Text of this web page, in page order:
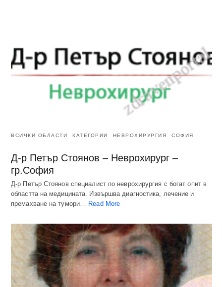
ВСИЧКИ ОБЛАСТИ КАТЕГОРИИ НЕВРОХИРУРГИЯ СОФИЯ
Д-р Петър Стоянов – Неврохирург –
гр.София
Д-р Петър Стоянов специалист по неврохирургия с богат опит в
областта на медицината. Извършва диагностика, лечение и
премахване на тумори…
Read More